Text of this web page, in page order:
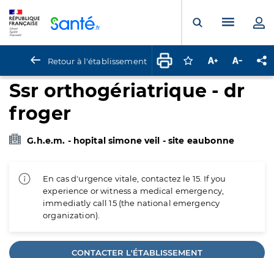
Ouvrir laMenu
Retour à l'établissement Connectez-vous
Augmenter la
Ssr orthogériatrique - dr
froger
G.h.e.m. - hopital simone veil - site eaubonne
En cas d'urgence vitale, contactez le 15. If you
experience or witness a medical emergency,
immediatly call 15 (the national emergency
organization).
CONTACTER L'ÉTABLISSEMENT